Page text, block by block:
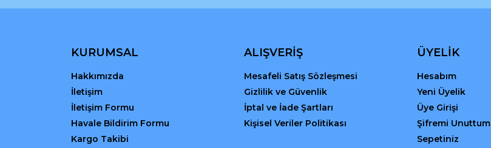
Gönder
KURUMSAL
Hakkımızda
İletişim
İletişim Formu
Havale Bildirim Formu
Kargo Takibi
ALIŞVERİŞ
Mesafeli Satış Sözleşmesi
Gizlilik ve Güvenlik
İptal ve İade Şartları
Kişisel Veriler Politikası
ÜYELİK
Hesabım
Yeni Üyelik
Üye Girişi
Şifremi Unuttum
Sepetiniz